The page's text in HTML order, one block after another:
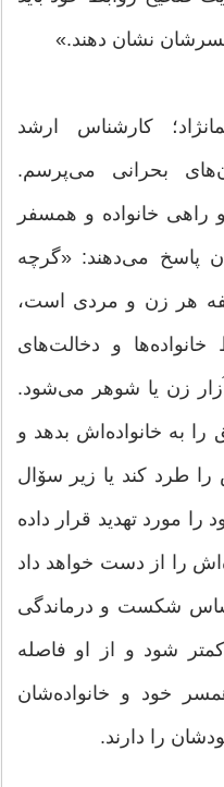
نشان دهند.»
کارشناس ارشد
بحرانی می‌پرسم.
خانواده و همسفر
پاسخ می‌دهند: «گرچه
هر زن و مردی است،
خانواده‌ها و دخالت‌های
زن یا شوهر می‌شود.
به خانواده‌اش بدهد و
طرد کند یا زیر سۆال
را مورد تهدید قرار داده
را از دست خواهد داد
شکست و درماندگی
شود و از او فاصله
خود و خانواده‌شان
را دارند.